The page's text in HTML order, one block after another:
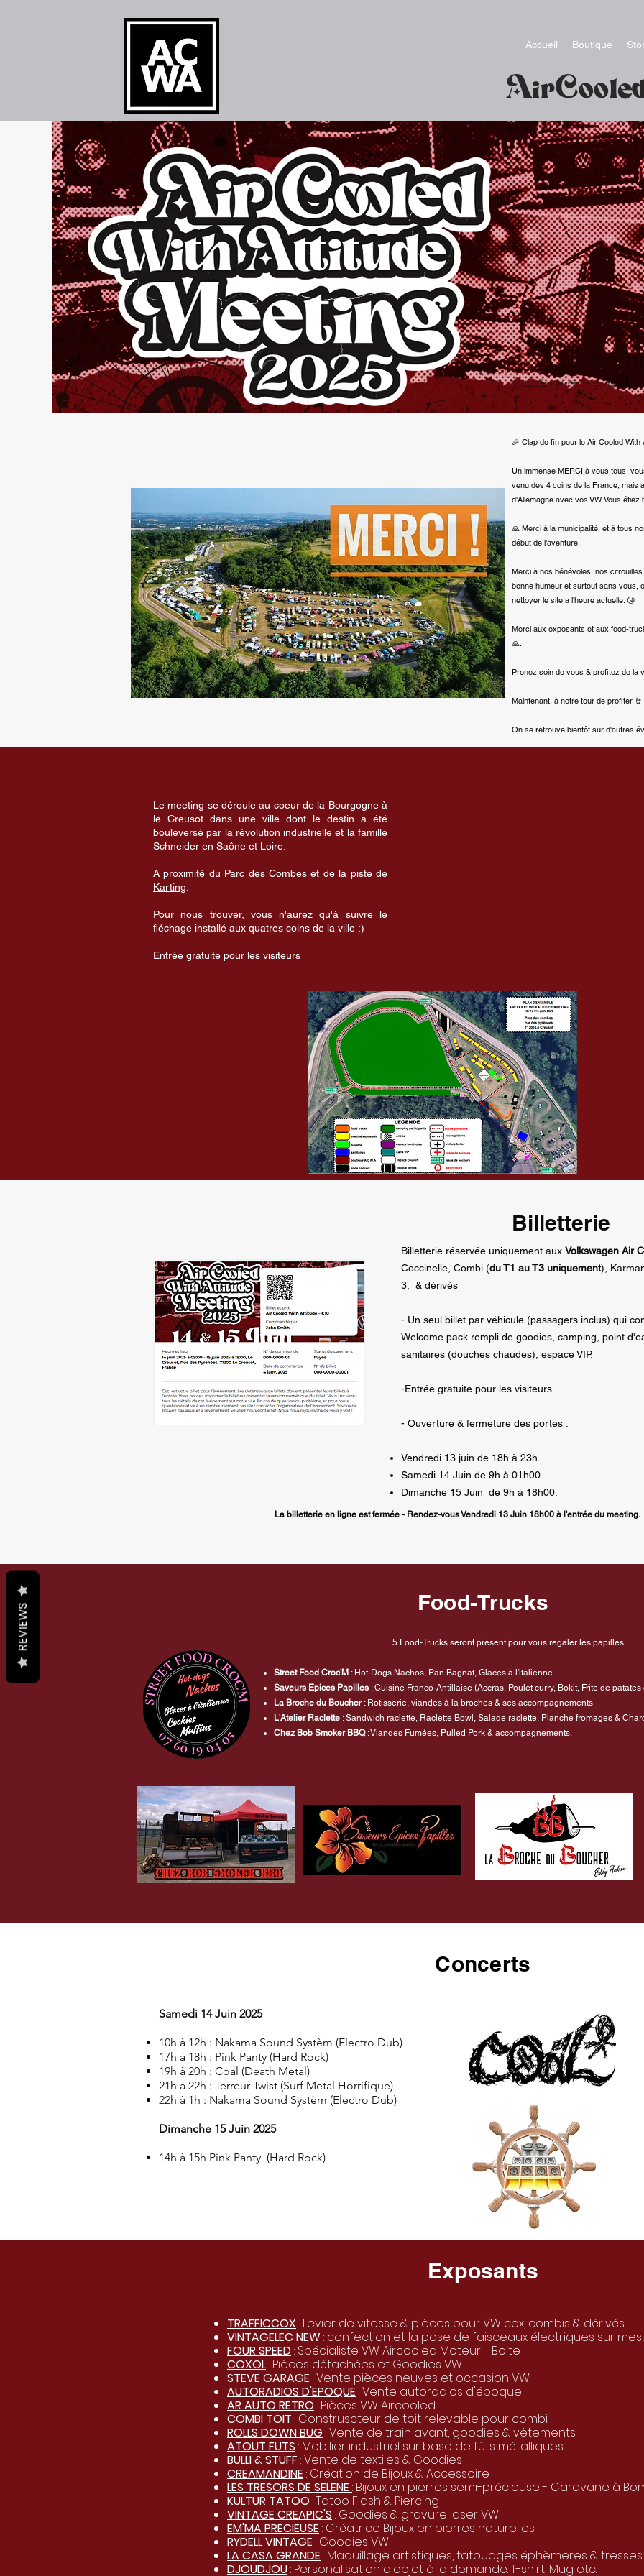
Accueil Boutique
🎉 Clap de fin pour le Air Cooled
Un immense MERCI à vous tous,
venu des 4 coins de la France, mais
d'Allemagne avec vos VW. Vous
🙏 Merci à la municipalité, et à tous
début de l'aventure.
Merci à nos bénévoles, nos
bonne humeur et surtout sans vous,
nettoyer le site a l'heure actuelle. 😘
Merci aux exposants et aux food-
🙏.
Prenez soin de vous & profitez de la
Maintenant, à notre tour de profiter 🤘
On se retrouve bientôt sur d'autres
Le meeting se déroule au coeur de la Bourgogne à
le Creusot dans une ville dont le destin a été
bouleversé par la révolution industrielle et la famille
Schneider en Saône et Loire.
A proximité du Parc des Combes et de la piste de
Karting
Pour nous trouver, vous n'aurez qu'à suivre le
fléchage installé aux quatres coins de la ville :)
Entrée gratuite pour les visiteurs
Billetterie
Billetterie réservée uniquement aux Volkswagen Air
Coccinelle, Combi (du T1 au T3 uniquement),
3, & dérivés
- Un seul billet par véhicule (passagers inclus) qui
Welcome pack rempli de goodies, camping, point
sanitaires (douches chaudes), espace VIP.
-Entrée gratuite pour les visiteurs
- Ouverture & fermeture des portes :
Vendredi 13 juin de 18h à 23h.
Samedi 14 Juin de 9h à 01h00.
Dimanche 15 Juin de 9h à 18h00.
La billetterie en ligne est fermée - Rendez-vous Vendredi 13 Juin 18h00 à l'entrée du meeting.
Food-Trucks
5 Food-Trucks seront présent pour vous regaler les papilles.
Street Food Croc'M : Hot-Dogs Nachos, Pan Bagnat, Glaces à l'italienne
Saveurs Epices Papilles : Cuisine Franco-Antillaise (Accras, Poulet curry, Bokit, Frite de
La Broche du Boucher : Rotisserie, viandes à la broches & ses accompagnements
L'Atelier Raclette : Sandwich raclette, Raclette Bowl, Salade raclette, Planche fromages &
Chez Bob Smoker BBQ: Viandes Fumées, Pulled Pork & accompagnements.
Concerts
Samedi 14 Juin 2025
10h à 12h : Nakama Sound Systèm (Electro Dub)
17h à 18h : Pink Panty (Hard Rock)
19h à 20h : Coal (Death Metal)
21h à 22h : Terreur Twist (Surf Metal Horrifique)
22h à 1h : Nakama Sound Systèm (Electro Dub)
Dimanche 15 Juin 2025
14h à 15h Pink Panty (Hard Rock)
Exposants
TRAFFICCOX : Levier de vitesse & pièces pour VW cox, combis & dérivés
VINTAGELEC NEW : confection et la pose de faisceaux électriques sur
FOUR SPEED: Spécialiste VW Aircooled Moteur - Boite
COXOL: Pièces détachées et Goodies VW
STEVE GARAGE : Vente pièces neuves et occasion VW
AUTORADIOS D'EPOQUE : Vente autoradios d'époque
AR AUTO RETRO: Pièces VW Aircooled
COMBI TOIT : Construscteur de toit relevable pour combi.
ROLLS DOWN BUG : Vente de train avant, goodies & vêtements.
ATOUT FUTS : Mobilier industriel sur base de fûts métalliques.
BULLI & STUFF : Vente de textiles & Goodies
CREAMANDINE : Création de Bijoux & Accessoire
LES TRESORS DE SELENE : Bijoux en pierres semi-précieuse - Caravane à
KULTUR TATOO: Tatoo Flash & Piercing
VINTAGE CREAPIC'S : Goodies & gravure laser VW
EM'MA PRECIEUSE : Créatrice Bijoux en pierres naturelles
RYDELL VINTAGE : Goodies VW
LA CASA GRANDE : Maquillage artistiques, tatouages éphèmeres & tresses
DJOUDJOU: Personalisation d'objet à la demande. T-shirt, Mug etc.
REVIEWS